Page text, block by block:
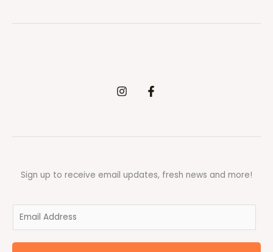
Sign up to receive email updates, fresh news and more!
a